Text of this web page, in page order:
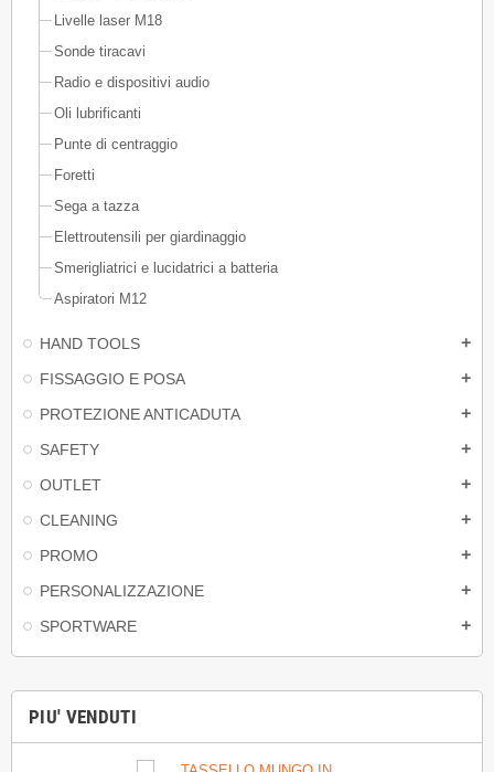
Livelle laser M18
Sonde tiracavi
Radio e dispositivi audio
Oli lubrificanti
Punte di centraggio
Foretti
Sega a tazza
Elettroutensili per giardinaggio
Smerigliatrici e lucidatrici a batteria
Aspiratori M12
HAND TOOLS add
FISSAGGIO E POSA add
PROTEZIONE ANTICADUTA add
SAFETY add
OUTLET add
CLEANING add
PROMO add
PERSONALIZZAZIONE add
SPORTWARE add
PIU' VENDUTI